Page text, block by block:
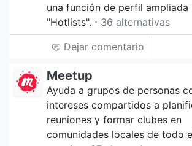
una función de perfil ampliada
"Hotlists". ⋅ 36 alternativas
Dejar comentario
Meetup
Ayuda a grupos de personas
intereses compartidos a
reuniones y formar clubes en
comunidades locales de todo